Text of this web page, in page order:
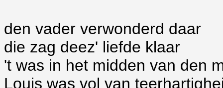
den vader verwonderd daar
die zag deez' liefde klaar
't was in het midden van den
Louis was vol van